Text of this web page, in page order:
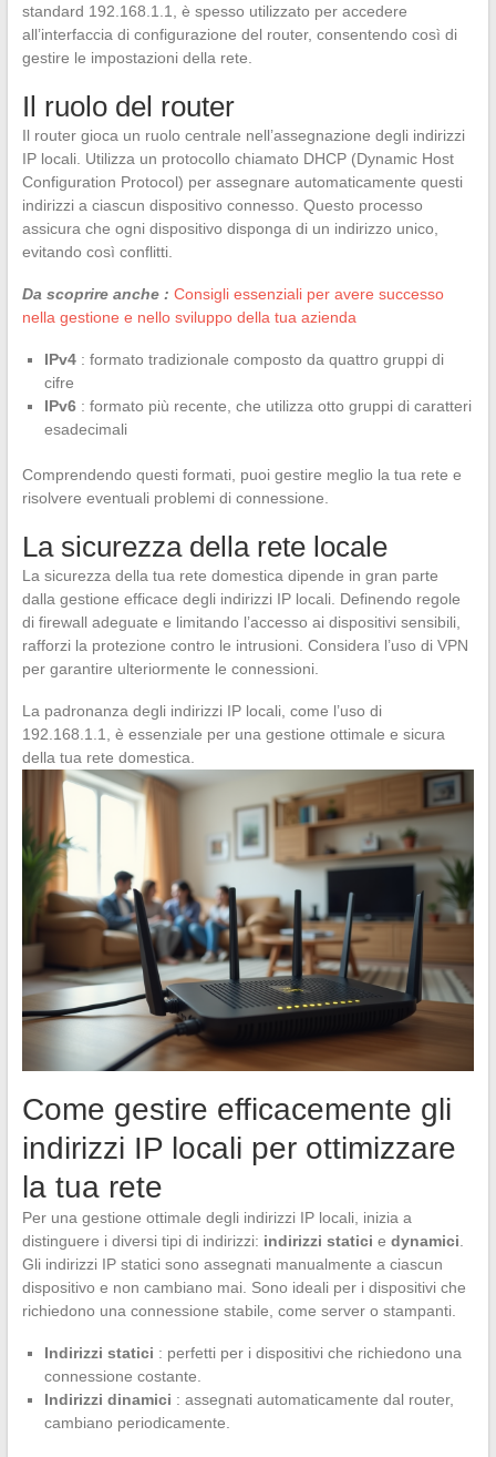
standard 192.168.1.1, è spesso utilizzato per accedere
all’interfaccia di configurazione del router, consentendo così di
gestire le impostazioni della rete.
Il ruolo del router
Il router gioca un ruolo centrale nell’assegnazione degli indirizzi
IP locali. Utilizza un protocollo chiamato DHCP (Dynamic Host
Configuration Protocol) per assegnare automaticamente questi
indirizzi a ciascun dispositivo connesso. Questo processo
assicura che ogni dispositivo disponga di un indirizzo unico,
evitando così conflitti.
Da scoprire anche : Consigli essenziali per avere successo
nella gestione e nello sviluppo della tua azienda
IPv4: formato tradizionale composto da quattro gruppi di
cifre
IPv6: formato più recente, che utilizza otto gruppi di caratteri
esadecimali
Comprendendo questi formati, puoi gestire meglio la tua rete e
risolvere eventuali problemi di connessione.
La sicurezza della rete locale
La sicurezza della tua rete domestica dipende in gran parte
dalla gestione efficace degli indirizzi IP locali. Definendo regole
di firewall adeguate e limitando l’accesso ai dispositivi sensibili,
rafforzi la protezione contro le intrusioni. Considera l’uso di VPN
per garantire ulteriormente le connessioni.
La padronanza degli indirizzi IP locali, come l’uso di
192.168.1.1, è essenziale per una gestione ottimale e sicura
della tua rete domestica.
Come gestire efficacemente gli
indirizzi IP locali per ottimizzare
la tua rete
Per una gestione ottimale degli indirizzi IP locali, inizia a
distinguere i diversi tipi di indirizzi: indirizzi statici e dynamici
Gli indirizzi IP statici sono assegnati manualmente a ciascun
dispositivo e non cambiano mai. Sono ideali per i dispositivi che
richiedono una connessione stabile, come server o stampanti.
Indirizzi statici : perfetti per i dispositivi che richiedono una
connessione costante.
Indirizzi dinamici : assegnati automaticamente dal router,
cambiano periodicamente.